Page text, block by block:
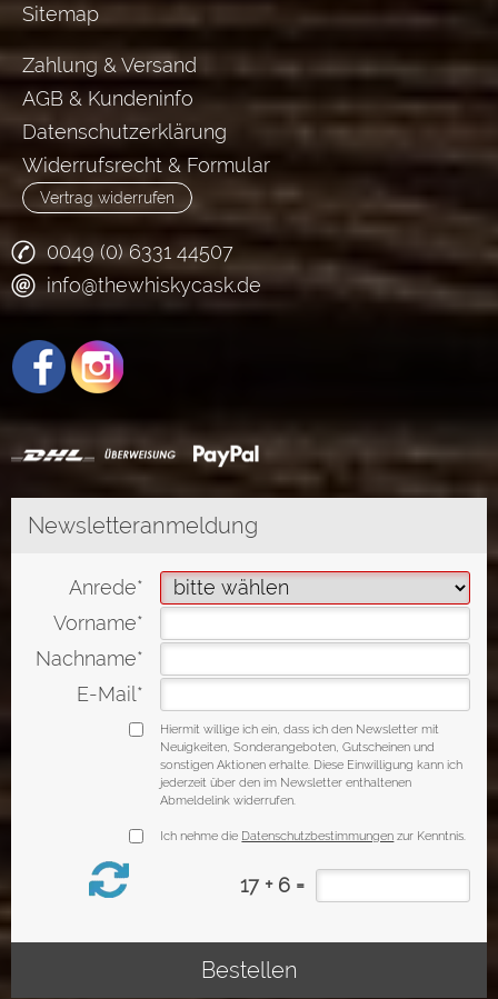
Sitemap
Zahlung & Versand
AGB & Kundeninfo
Datenschutzerklärung
Widerrufsrecht & Formular
Vertrag widerrufen
0049 (0) 6331 44507
info@thewhiskycask.de